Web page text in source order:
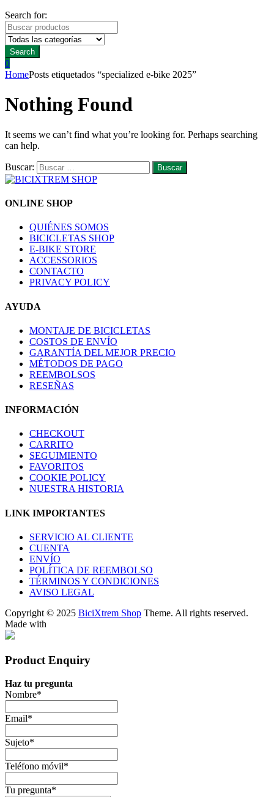
Search for:
Search
0
HomePosts etiquetados “specialized e-bike 2025”
Nothing Found
It seems we can’t find what you’re looking for. Perhaps searching
can help.
Buscar:
ONLINE SHOP
QUIÉNES SOMOS
BICICLETAS SHOP
E-BIKE STORE
ACCESSORIOS
CONTACTO
PRIVACY POLICY
AYUDA
MONTAJE DE BICICLETAS
COSTOS DE ENVÍO
GARANTÍA DEL MEJOR PRECIO
MÉTODOS DE PAGO
REEMBOLSOS
RESEÑAS
INFORMACIÓN
CHECKOUT
CARRITO
SEGUIMIENTO
FAVORITOS
COOKIE POLICY
NUESTRA HISTORIA
LINK IMPORTANTES
SERVICIO AL CLIENTE
CUENTA
ENVÍO
POLÍTICA DE REEMBOLSO
TÉRMINOS Y CONDICIONES
AVISO LEGAL
Copyright © 2025 BiciXtrem Shop Theme. All rights reserved.
Made with
Product Enquiry
Haz tu pregunta
Nombre*
Email*
Sujeto*
Teléfono móvil*
Tu pregunta*